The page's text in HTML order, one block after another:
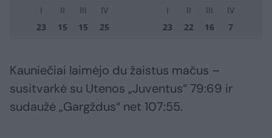
I II III
IV
23
15 15 25
I II III
IV
23
22 16 7
Kauniečiai laimėjo du žaistus mačus –
susitvarkė su Utenos „Juventus“ 79:69 ir
sudaužė „Gargždus“ net 107:55.